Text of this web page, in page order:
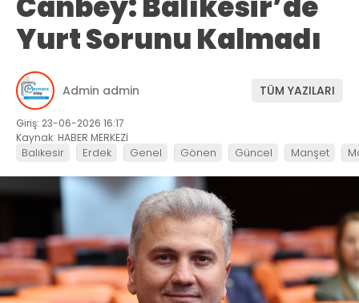
Yurt Sorunu Kalmadı
Admin admin TÜM YAZILARI
Giriş: 23-06-2026 16:17
Kaynak: HABER MERKEZİ
Balıkesir Erdek Genel Gönen Güncel Manşet